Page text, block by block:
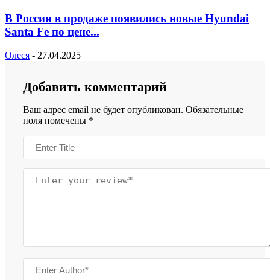
В России в продаже появились новые Hyundai
Santa Fe по цене...
Олеся - 27.04.2025
Добавить комментарий
Ваш адрес email не будет опубликован. Обязательные
поля помечены *